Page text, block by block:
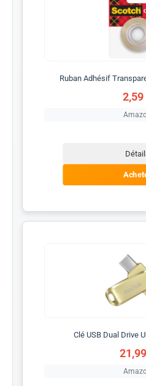
Ruban Adhésif
2,59
Clé USB Dual Drive